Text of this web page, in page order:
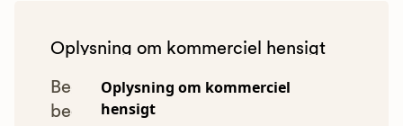
Oplysning om kommerciel
hensigt
Oplysning om kommerciel hensigt
Begravelsesguiden anbefaler kun
bedemænd, der lever op til vores